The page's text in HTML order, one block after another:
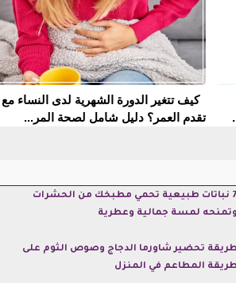
كيف تتغير الدورة الشهرية لدى النساء مع
تقدم العمر؟ دليل شامل لصحة المر...
7 نباتات طبيعية تحمي مطبخك من الحشرات
وتمنحه لمسة جمالية وعطرية
طريقة تحضير شاورما الدجاج وصوص الثوم على
طريقة المطاعم في المنزل